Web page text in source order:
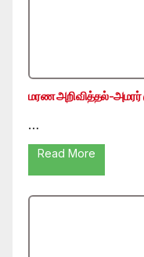
மரண அறிவித்தல்-அமரர்
…
Read More